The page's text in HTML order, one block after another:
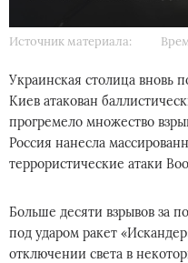
Источник материала:
Украинская столица вновь
Киев атакован
прогремело множество
Россия нанесла
террористические атаки
Больше десяти взрывов за
под ударом ракет
отключении света в